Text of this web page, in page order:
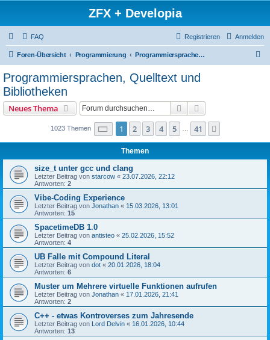
ZFX + Developia
FAQ Anmelden
Registrieren
Foren-Übersicht Programmierung Programmiersprachen, Quelltext und Bibliotheken
Programmiersprachen, Quelltext und
Bibliotheken
Neues Thema Suche
1023 Themen Seite 1von 41
1 2 3 4 5 41
Themen
size_t unter gcc und clang
Letzter Beitrag von starcow « 23.07.2026, 22:12
Antworten: 2
Vibe-Coding Experience
Letzter Beitrag von Jonathan « 15.03.2026, 13:01
Antworten: 15
SpacetimeDB 1.0
Letzter Beitrag von antisteo « 25.02.2026, 15:52
Antworten: 4
UB Falle mit Compound Literal
Letzter Beitrag von dot « 20.01.2026, 18:04
Antworten: 6
Muster um Mehrere virtuelle Funktionen aufrufen
Letzter Beitrag von Jonathan « 17.01.2026, 21:41
Antworten: 2
C++ - etwas Kontroverses zum Jahresende
Letzter Beitrag von Lord Delvin « 16.01.2026, 10:44
Antworten: 13